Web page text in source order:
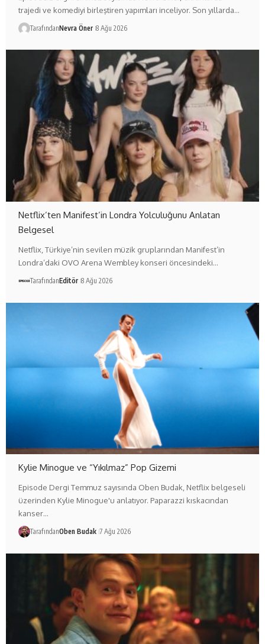
trajedi ve komediyi birleştiren yapımları inceliyor. Son yıllarda…
TarafındanNevra Öner 8 Ağu 2026
Netflix’ten Manifest’in Londra Yolculuğunu Anlatan
Belgesel
Netflix, Türkiye’nin sevilen müzik gruplarından Manifest’in
Londra’daki OVO Arena Wembley konseri öncesindeki…
TarafındanEditör 8 Ağu 2026
Kylie Minogue ve “Yıkılmaz” Pop Gizemi
Episode Dergi Temmuz sayısında Oben Budak, Netflix belgeseli
üzerinden Kylie Minogue'u anlatıyor. Paparazzi kıskacından
kanser…
TarafındanOben Budak 7 Ağu 2026